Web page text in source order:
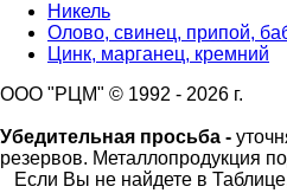
Никель
Олово, свинец, припой,
Цинк, марганец, кремний
ООО "РЦМ" © 1992 - 2026 г.
Убедительная просьба -
резервов. Металлопродукция
Если Вы не найдете в